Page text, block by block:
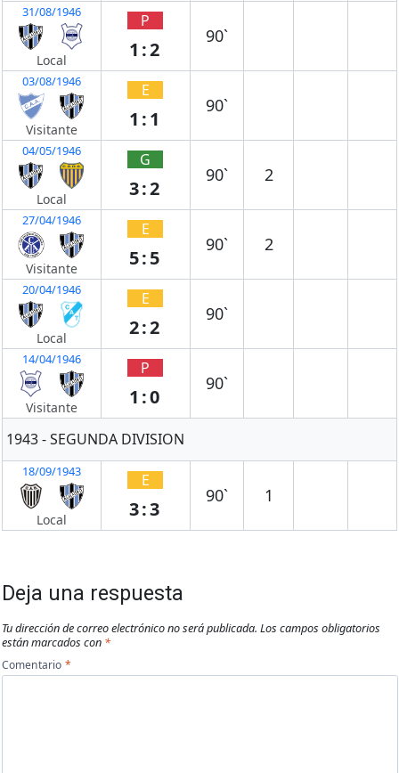
31/08/1946
Local
P
1:2
90`
03/08/1946
Visitante
E
1:1
90`
04/05/1946
Local
G
3:2
90` 2
27/04/1946
Visitante
E
5:5
90` 2
20/04/1946
Local
E
2:2
90`
14/04/1946
Visitante
P
1:0
90`
1943 - SEGUNDA DIVISION
18/09/1943
Local
E
3:3
90` 1
Deja una respuesta
Tu dirección de correo electrónico no será publicada. Los campos obligatorios
están marcados con *
Comentario *